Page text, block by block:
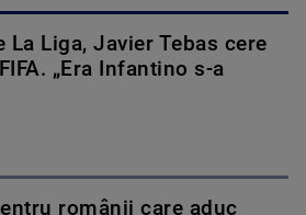
La Liga, Javier Tebas cere
„Era Infantino s-a
românii care aduc